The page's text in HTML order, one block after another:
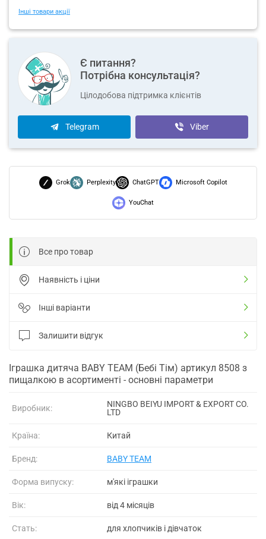
Інші товари акції
Є питання?
Потрібна консультація?
Цілодобова підтримка клієнтів
Telegram Viber
Grok Perplexity ChatGPT Microsoft Copilot
YouChat
Все про товар
Наявність і ціни
Інші варіанти
Залишити відгук
Іграшка дитяча BABY TEAM (Бебі Тім) артикул 8508 з
пищалкою в асортименті - основні параметри
Виробник:
NINGBO BEIYU IMPORT & EXPORT CO.
LTD
Країна: Китай
Бренд: BABY TEAM
Форма випуску: м'які іграшки
Вік: від 4 місяців
Стать: для хлопчиків і дівчаток